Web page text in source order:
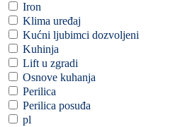
Iron
Klima uređaj
Kućni ljubimci dozvoljeni
Kuhinja
Lift u zgradi
Osnove kuhanja
Perilica
Perilica posuđa
pl